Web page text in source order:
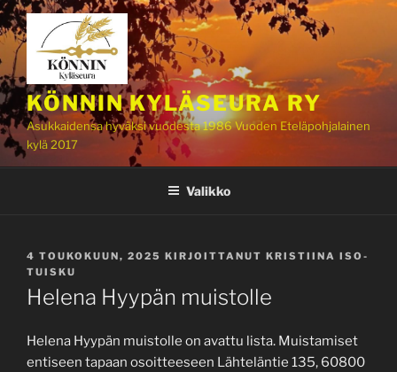
Siirry
sisältöön
KÖNNIN KYLÄSEURA RY
Asukkaidensa hyväksi vuodesta 1986 Vuoden Eteläpohjalainen
kylä 2017
Valikko
JULKAISTU
4 TOUKOKUUN, 2025 KIRJOITTANUT KRISTIINA ISO-
TUISKU
Helena Hyypän muistolle
Helena Hyypän muistolle on avattu lista. Muistamiset
entiseen tapaan osoitteeseen Lähteläntie 135, 60800